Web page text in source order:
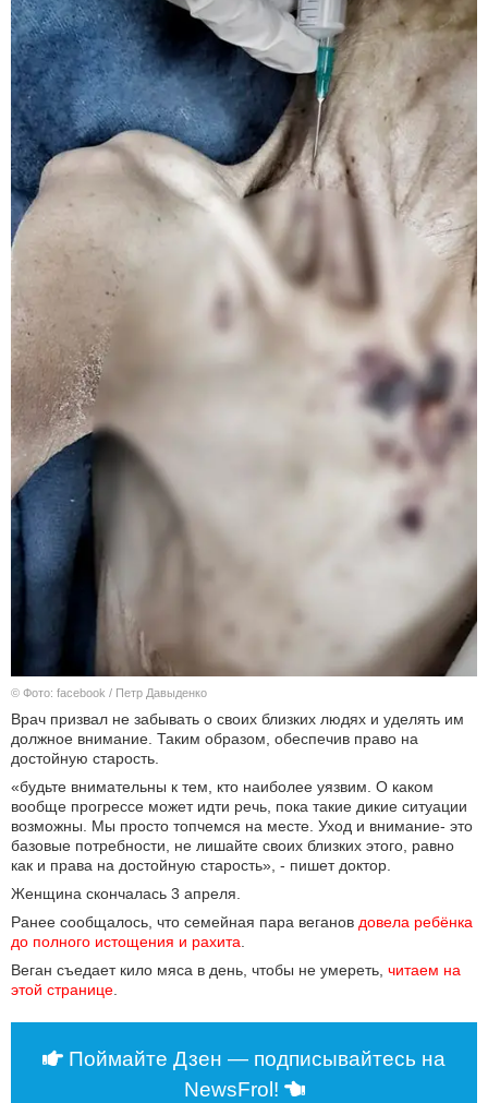
© Фото: facebook / Петр Давыденко
Врач призвал не забывать о своих близких людях и уделять им
должное внимание. Таким образом, обеспечив право на
достойную старость.
«будьте внимательны к тем, кто наиболее уязвим. О каком
вообще прогрессе может идти речь, пока такие дикие ситуации
возможны. Мы просто топчемся на месте. Уход и внимание- это
базовые потребности, не лишайте своих близких этого, равно
как и права на достойную старость», - пишет доктор.
Женщина скончалась 3 апреля.
Ранее сообщалось, что семейная пара веганов довела ребёнка
до полного истощения и рахита
Веган съедает кило мяса в день, чтобы не умереть, читаем на
этой странице
Поймайте Дзен — подписывайтесь на
NewsFrol!